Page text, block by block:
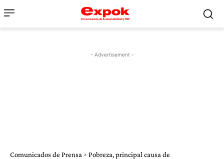
- Advertisement -
Comunicados de Prensa
Pobreza, principal causa de